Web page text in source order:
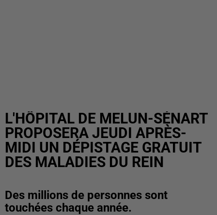
L'HÔPITAL DE MELUN-SÉNART
PROPOSERA JEUDI APRÈS-
MIDI UN DÉPISTAGE GRATUIT
DES MALADIES DU REIN
Des millions de personnes sont
touchées chaque année.